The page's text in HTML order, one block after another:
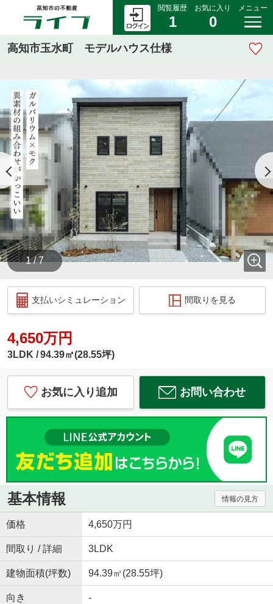
閲覧履歴
1
お気に入り
0
メニュー
高知市玉水町 モデルハウス仕様
1 / 7
支払いシミュレーション 間取りを見る
4,650万円
3LDK 94.39㎡(28.55坪)
お気に入り追加 お問い合わせ
基本情報 情報の見方
価格 4,650万円
間取り / 詳細 3LDK
建物面積(坪数) 94.39㎡(28.55坪)
向き -